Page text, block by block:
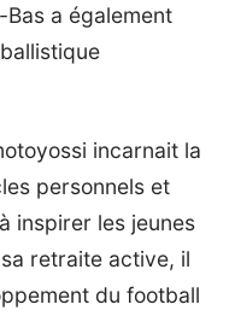
a également
incarnait la
personnels et
inspirer les jeunes
retraite active, il
du football